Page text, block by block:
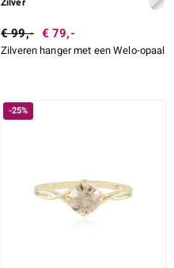
€ 99,- € 79,-
Zilveren hanger met een Welo-opaal
-25%